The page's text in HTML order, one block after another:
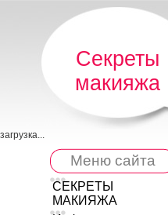
Секреты
макияжа
загрузка...
Меню сайта
СЕКРЕТЫ
МАКИЯЖА